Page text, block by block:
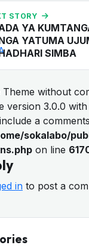
STORY
YA
YATUMA
SIMBA
Theme without
version 3.0.0
a
sokalabo/
on line
in to post a